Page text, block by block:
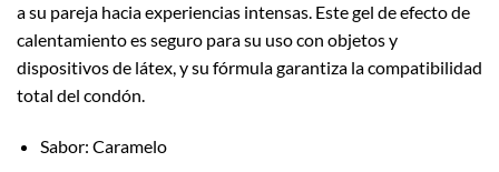
a su pareja hacia experiencias intensas. Este gel de efecto de
calentamiento es seguro para su uso con objetos y
dispositivos de látex, y su fórmula garantiza la compatibilidad
total del condón.
Sabor: Caramelo